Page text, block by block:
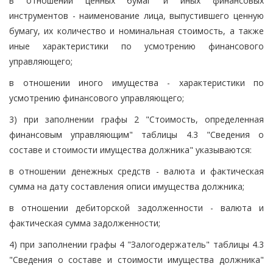
инструментов - наименование лица, выпустившего ценную
бумагу, их количество и номинальная стоимость, а также
иные характеристики по усмотрению финансового
управляющего;
в отношении иного имущества - характеристики по
усмотрению финансового управляющего;
3) при заполнении графы 2 "Стоимость, определенная
финансовым управляющим" таблицы 4.3 "Сведения о
составе и стоимости имущества должника" указываются:
в отношении денежных средств - валюта и фактическая
сумма на дату составления описи имущества должника;
в отношении дебиторской задолженности - валюта и
фактическая сумма задолженности;
4) при заполнении графы 4 "Залогодержатель" таблицы 4.3
"Сведения о составе и стоимости имущества должника"